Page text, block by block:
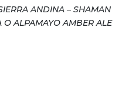
ANDINA – SHAMAN
O ALPAMAYO AMBER ALE